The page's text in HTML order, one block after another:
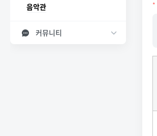
음악관
커뮤니티
*